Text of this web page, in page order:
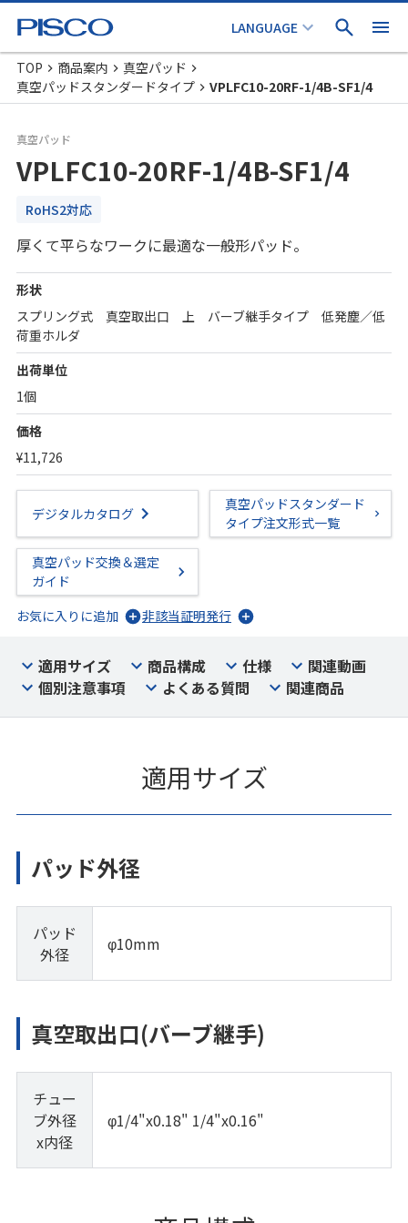
TOP 商品案内
真空パッド
真空パッドスタンダードタイプ
VPLFC10-20RF-1/4B-SF1/4
真空パッド
VPLFC10-20RF-1/4B-SF1/4
RoHS2対応
厚くて平らなワークに最適な一般形パッド。
形状
スプリング式 真空取出口 上 バーブ継手タイプ 低発塵／低
荷重ホルダ
出荷単位
1個
価格
¥11,726
デジタルカタログ
真空パッドスタンダード
タイプ注文形式一覧
真空パッド交換＆選定
ガイド
お気に入りに追加
非該当証明発行
適用サイズ 商品構成 仕様
関連動画
個別注意事項
よくある質問 関連商品
適用サイズ
パッド外径
パッド
外径
φ10mm
真空取出口(バーブ継手)
チュー
ブ外径
x内径
φ1/4"x0.18" 1/4"x0.16"